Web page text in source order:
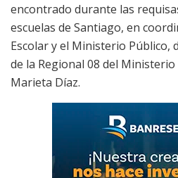
encontrado durante las
escuelas de Santiago, en
Escolar y el Ministerio Público,
de la Regional 08 del Ministerio
Marieta Díaz.